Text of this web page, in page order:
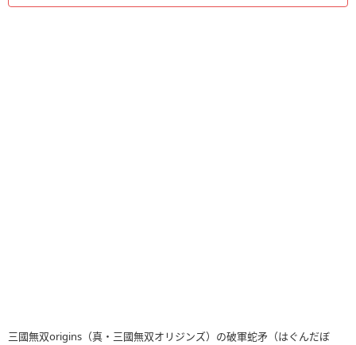
三國無双origins（真・三國無双オリジンズ）の破軍蛇矛（はぐんだぼ